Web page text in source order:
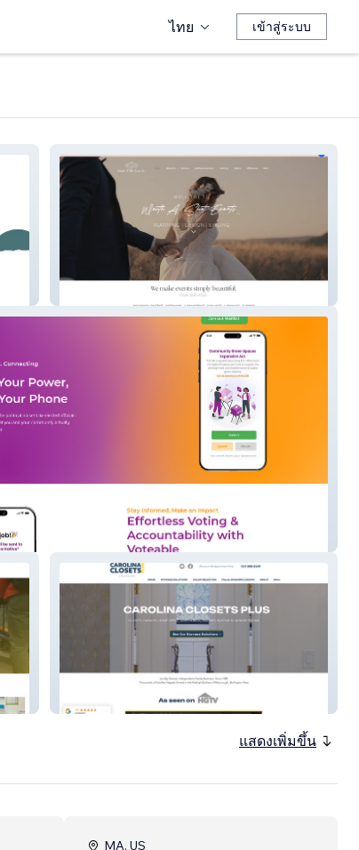
ไทย เข้าสู่ระบบ
Worth A Shot Events
Carolina Closets
แสดงเพิ่มขึ้น
MA, US